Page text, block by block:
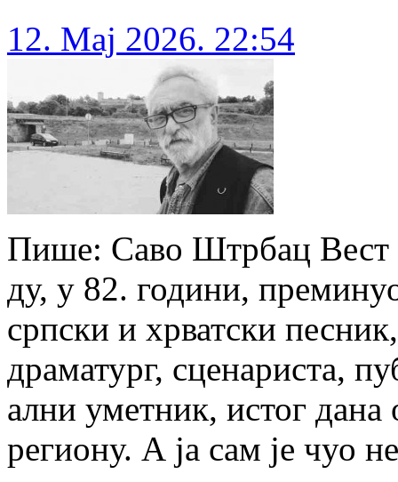
12. Maj 2026. 22:54
Пише: Саво Штрбац Вест
ду, у 82. го­ди­ни,
срп­ски и хр­ват­ски
дра­ма­тург, сце­на­ри­ста,
ал­ни умет­ник, истог да­на
ре­ги­о­ну. А ја сам је чуо